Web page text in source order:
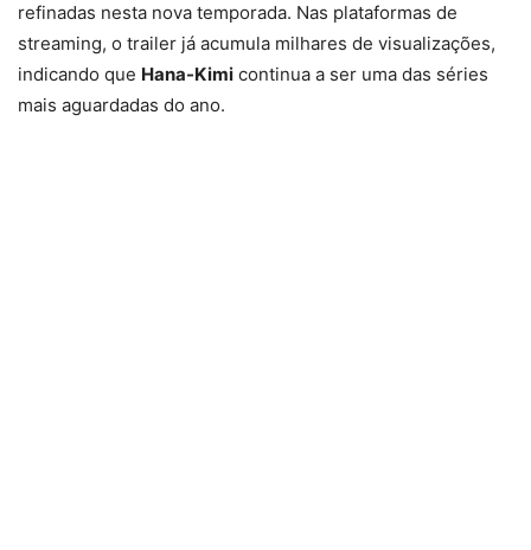
refinadas nesta nova temporada. Nas plataformas de
streaming, o trailer já acumula milhares de visualizações,
indicando que Hana-Kimi continua a ser uma das séries
mais aguardadas do ano.